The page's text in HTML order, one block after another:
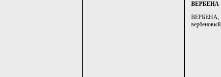
ВЕРБЕНА
ВЕРБЕНА, -